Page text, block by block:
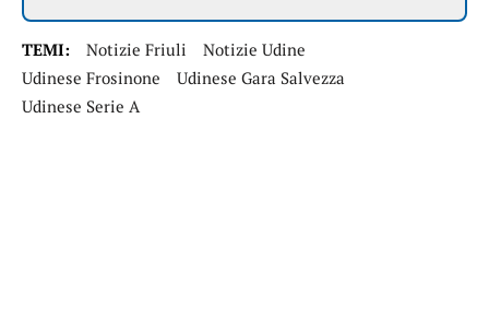
TEMI: Notizie Friuli
Notizie Udine
Udinese Frosinone
Udinese Gara Salvezza
Udinese Serie A